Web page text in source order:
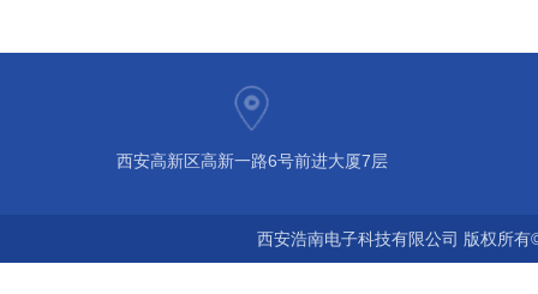
西安高新区高新一路6号前进大厦7层
西安浩南电子科技有限公司 版权所